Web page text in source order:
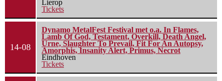
Lierop
Tickets
14-08
Dynamo MetalFest Festival met o.a. In Flames,
Lamb Of God, Testament, Overkill, Death Angel,
Urne, Slaughter To Prevail, Fit For An Autopsy,
Amorphis, Insanity Alert, Primus, Necrot
Eindhoven
Tickets